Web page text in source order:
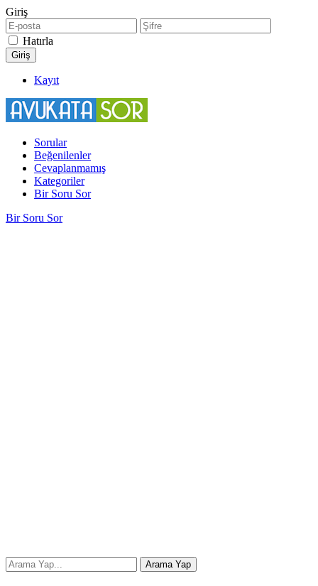
Giriş
Hatırla
Kayıt
Sorular
Beğenilenler
Cevaplanmamış
Kategoriler
Bir Soru Sor
Bir Soru Sor